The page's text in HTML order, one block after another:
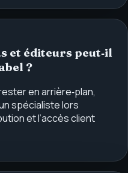
et éditeurs peut‑il
?
en arrière‑plan,
spécialiste lors
et l’accès client